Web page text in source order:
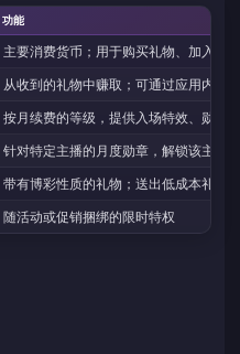
功能
主要消费货币；用于购买礼物、加入粉
从收到的礼物中赚取；可通过应用内提
按月续费的等级，提供入场特效、勋章
针对特定主播的月度勋章，解锁该主播
带有博彩性质的礼物；送出低成本礼物
随活动或促销捆绑的限时特权